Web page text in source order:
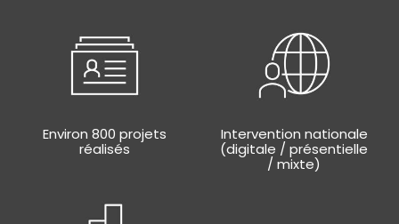
Environ 800 projets
réalisés
Intervention nationale
(digitale / présentielle
/ mixte)